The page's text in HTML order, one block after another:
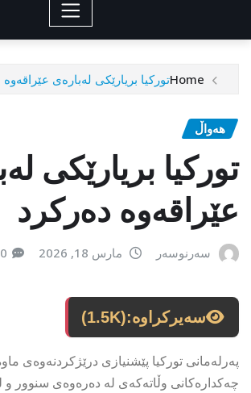
Homeتورکیا بریارێکی لەبارەی
هەواڵ
تورکیا بریارێکی
عێراقەوە دەرکرد
سەرنوسەر مارس 18, 2026 0
سەیرکراوە:(1.5K)
پەرلەمانی تورکیا پێشنیازی درێژکردنەوەی
چەکدارەکانی وڵاتەکەی لە دەرەوەی سنوور و